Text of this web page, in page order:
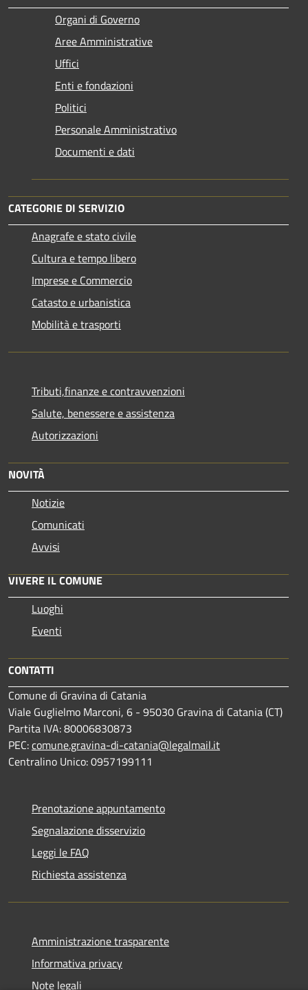
Organi di Governo
Aree Amministrative
Uffici
Enti e fondazioni
Politici
Personale Amministrativo
Documenti e dati
CATEGORIE DI SERVIZIO
Anagrafe e stato civile
Cultura e tempo libero
Imprese e Commercio
Catasto e urbanistica
Mobilità e trasporti
Tributi,finanze e contravvenzioni
Salute, benessere e assistenza
Autorizzazioni
NOVITÀ
Notizie
Comunicati
Avvisi
VIVERE IL COMUNE
Luoghi
Eventi
CONTATTI
Comune di Gravina di Catania
Viale Guglielmo Marconi, 6 - 95030 Gravina di Catania (CT)
Partita IVA: 80006830873
PEC:comune.gravina-di-catania@legalmail.it
Centralino Unico: 0957199111
Prenotazione appuntamento
Segnalazione disservizio
Leggi le FAQ
Richiesta assistenza
Amministrazione trasparente
Informativa privacy
Note legali